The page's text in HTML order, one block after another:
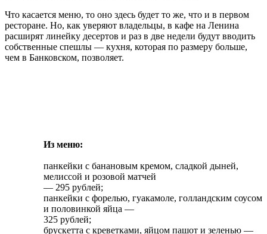
Что касается меню, то оно здесь будет то же, что и в первом
ресторане. Но, как уверяют владельцы, в кафе на Ленина
расширят линейку десертов и раз в две недели будут вводить
собственные спешлы — кухня, которая по размеру больше,
чем в Банковском, позволяет.
Из меню:
панкейки с банановым кремом, сладкой дыней,
мелиссой и розовой матчей
— 295 рублей;
панкейки с форелью, гуакамоле, голландским соусом
и половинкой яйца —
325 рублей;
брускетта с креветками, яйцом пашот и зеленью —